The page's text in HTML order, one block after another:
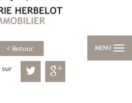
MENU
< Retour
sur